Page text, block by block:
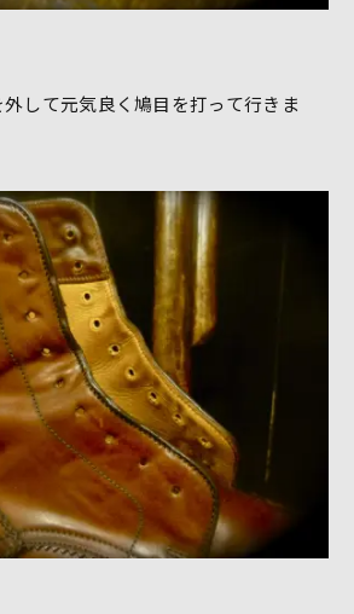
して元気良く鳩目を打って行きま